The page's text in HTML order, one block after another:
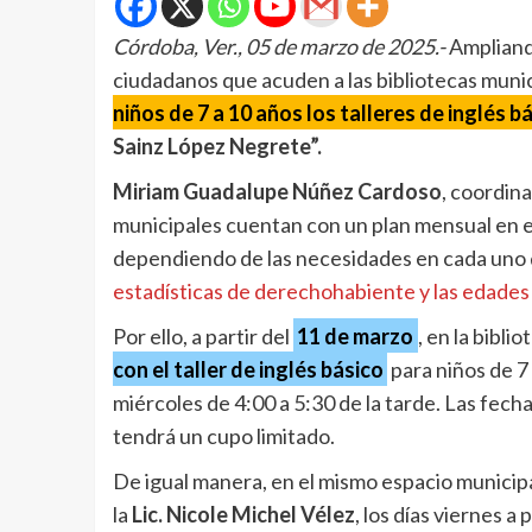
Córdoba, Ver., 05 de marzo de 2025.-
ciudadanos que acuden a las bibliotecas
niños de 7 a 10 años los talleres de inglés
Sainz López Negrete”.
Miriam Guadalupe Núñez Cardoso,
municipales cuentan con un plan mensual
dependiendo de las necesidades en cada
estadísticas de derechohabiente y las
Por ello, a partir del 11 de marzo , en la
con el taller de inglés básico para niños de
miércoles de 4:00 a 5:30 de la tarde. Las
tendrá un cupo limitado.
De igual manera, en el mismo espacio
la Lic. Nicole Michel Vélez, los días viernes a